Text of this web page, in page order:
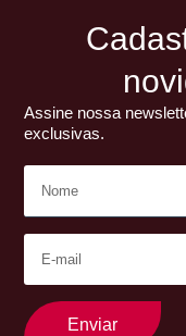
Assine nossa
exclusivas.
Enviar